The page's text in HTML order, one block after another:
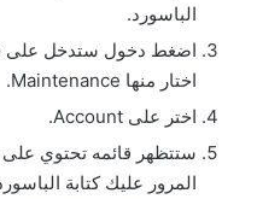
الباسورد.
اضغط دخول ستدخل على
اختار منها Maintenance.
اختر على Account.
ستتظهر قائمه تحتوي على
المرور عليك كتابة